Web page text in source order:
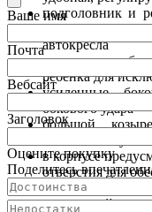
подголовник и
помощи
автокресла
регулятор
ребенка для
усиленные
бокового удара
большой
солнечных лучей
в корпусе
отверстия для
чехлы легко
деликатной
Ваше имя
Почта
Вебсайт
Заголовок
Оцените покупку
Поделитесь